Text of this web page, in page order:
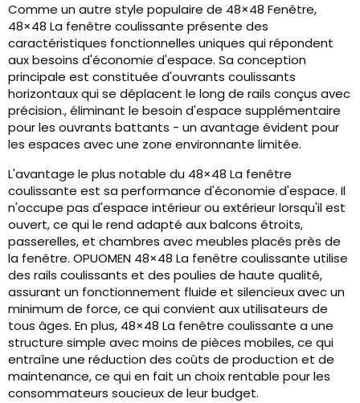
Comme un autre style populaire de 48×48 Fenêtre,
48×48 La fenêtre coulissante présente des
caractéristiques fonctionnelles uniques qui répondent
aux besoins d'économie d'espace. Sa conception
principale est constituée d'ouvrants coulissants
horizontaux qui se déplacent le long de rails conçus avec
précision., éliminant le besoin d'espace supplémentaire
pour les ouvrants battants - un avantage évident pour
les espaces avec une zone environnante limitée.
L'avantage le plus notable du 48×48 La fenêtre
coulissante est sa performance d'économie d'espace. Il
n'occupe pas d'espace intérieur ou extérieur lorsqu'il est
ouvert, ce qui le rend adapté aux balcons étroits,
passerelles, et chambres avec meubles placés près de
la fenêtre. OPUOMEN 48×48 La fenêtre coulissante utilise
des rails coulissants et des poulies de haute qualité,
assurant un fonctionnement fluide et silencieux avec un
minimum de force, ce qui convient aux utilisateurs de
tous âges. En plus, 48×48 La fenêtre coulissante a une
structure simple avec moins de pièces mobiles, ce qui
entraîne une réduction des coûts de production et de
maintenance, ce qui en fait un choix rentable pour les
consommateurs soucieux de leur budget.